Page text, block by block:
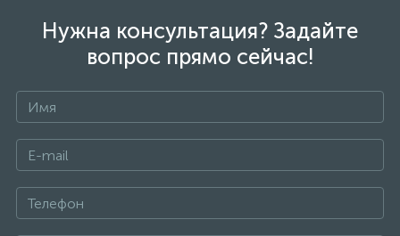
Нужна консультация? Задайте
вопрос прямо сейчас!